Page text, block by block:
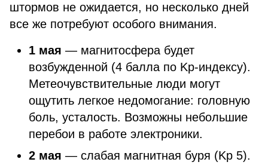
штормов не ожидается, но несколько дней
все же потребуют особого внимания.
1 мая — магнитосфера будет
возбужденной (4 балла по Kp-индексу).
Метеочувствительные люди могут
ощутить легкое недомогание: головную
боль, усталость. Возможны небольшие
перебои в работе электроники.
2 мая — слабая магнитная буря (Kp 5).